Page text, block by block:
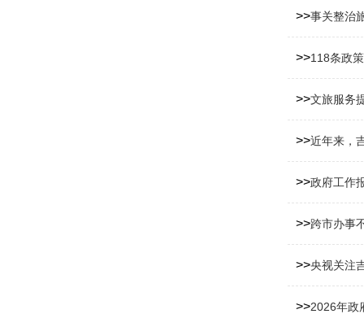
>>事关整治
>>118条政
>>文旅服务
>>近年来，
>>政府工作
>>跨市办事
>>央视关注
>>2026年政